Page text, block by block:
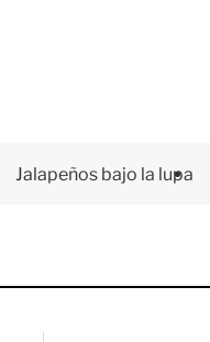
Jalapeños bajo la lupa